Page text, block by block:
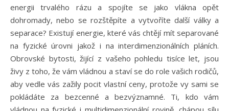
energii trvalého rázu a spojíte se jako vlákna opět
dohromady, nebo se rozštěpíte a vytvoříte další války a
separace? Existují energie, které vás chtějí mít separované
na fyzické úrovni jakož i na interdimenzionálních pláních.
Obrovské bytosti, žijící z vašeho pohledu tisíce let, jsou
živy z toho, že vám vládnou a staví se do role vašich rodičů,
aby vedle vás zažily pocit vlastní ceny, protože vy sami se
pokládáte za bezcenné a bezvýznamné. Ti, kdo vám